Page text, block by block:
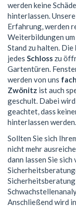
werden keine
hinterlassen.
Erfahrung, werden
Weiterbildungen
Stand zu halten. Die
jedes Schloss zu
Gartentüren.
werden von uns
Zwönitz ist auch
geschult. Dabei
geachtet, dass
hinterlassen werden.
Sollten Sie sich
nicht mehr
dann lassen Sie
Anschließend wird